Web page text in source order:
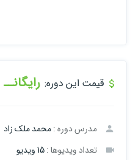
قیمت این دوره: رایگانــ
مدرس دوره :محمد ملک زاد
تعداد ویدیوها :15 ویدیو